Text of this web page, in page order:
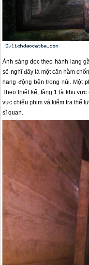
Ánh sáng dọc theo hành lang
sẽ nghĩ đây là một căn hầm
hang động bên trong núi. Một
Theo thiết kế, tầng 1 là khu
vực chiếu phim và kiểm tra thể
sĩ quan.